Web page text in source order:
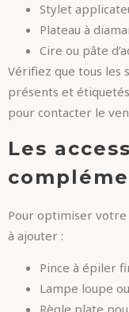
Stylet
Plateau à
Cire ou pâte
Vérifiez que tous les
présents et
pour contacter le
Les
Pour optimiser
à ajouter :
Pince à épiler
Lampe loupe
Règle plate